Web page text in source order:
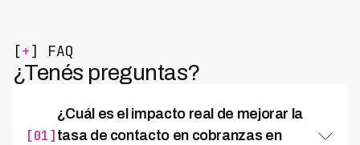
[+] FAQ
¿Tenés preguntas?
[01]
¿Cuál es el impacto real de mejorar la
tasa de contacto en cobranzas en